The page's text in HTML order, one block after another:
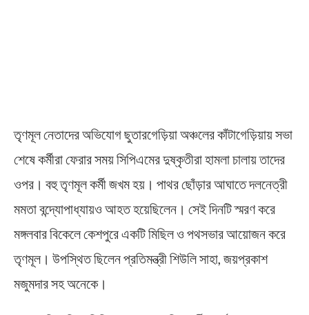
তৃণমূল নেতাদের অভিযোগ ছুতারগেড়িয়া অঞ্চলের কাঁটাগেড়িয়ায় সভা
শেষে কর্মীরা ফেরার সময় সিপিএমের দুষ্কৃতীরা হামলা চালায় তাদের
ওপর। বহু তৃণমূল কর্মী জখম হয়। পাথর ছোঁড়ার আঘাতে দলনেত্রী
মমতা বন্দ্যোপাধ্যায়ও আহত হয়েছিলেন। সেই দিনটি স্মরণ করে
মঙ্গলবার বিকেলে কেশপুরে একটি মিছিল ও পথসভার আয়োজন করে
তৃণমূল। উপস্থিত ছিলেন প্রতিমন্ত্রী শিউলি সাহা, জয়প্রকাশ
মজুমদার সহ অনেকে।